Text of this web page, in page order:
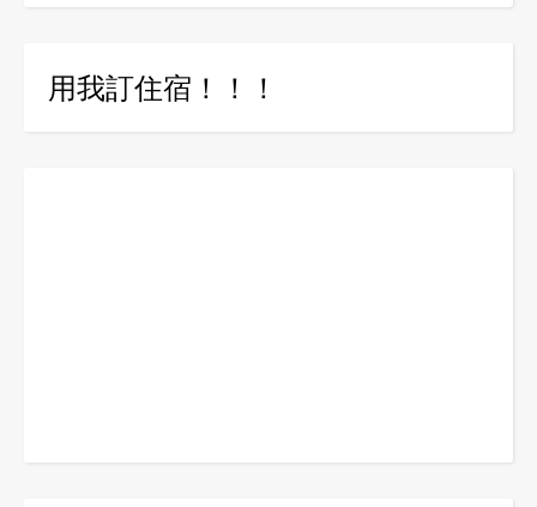
用我訂住宿！！！